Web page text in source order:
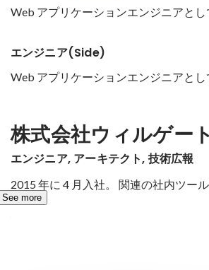
Web アプリケーションエンジニアと
エンジニア(Side)
Web アプリケーションエンジニアとし
株式会社ウィルゲート
エンジニア, アーキテクト, 技術広報
2015 年に 4 月入社。 関連の社内ツー
See more